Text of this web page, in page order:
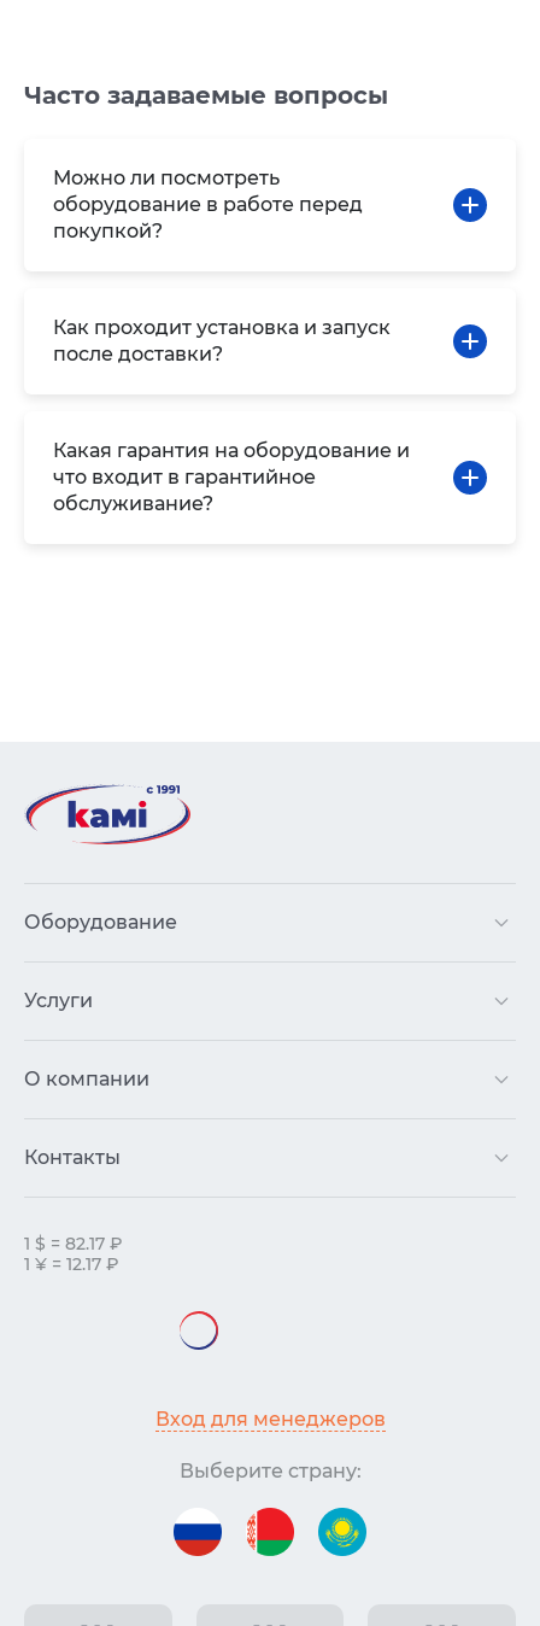
Часто задаваемые вопросы
Можно ли посмотреть
оборудование в работе перед
покупкой?
Как проходит установка и запуск
после доставки?
Какая гарантия на оборудование и
что входит в гарантийное
обслуживание?
Оборудование
Услуги
О компании
Контакты
1 $ = 82.17 ₽
1 ¥ = 12.17 ₽
Вход для менеджеров
Выберите страну: